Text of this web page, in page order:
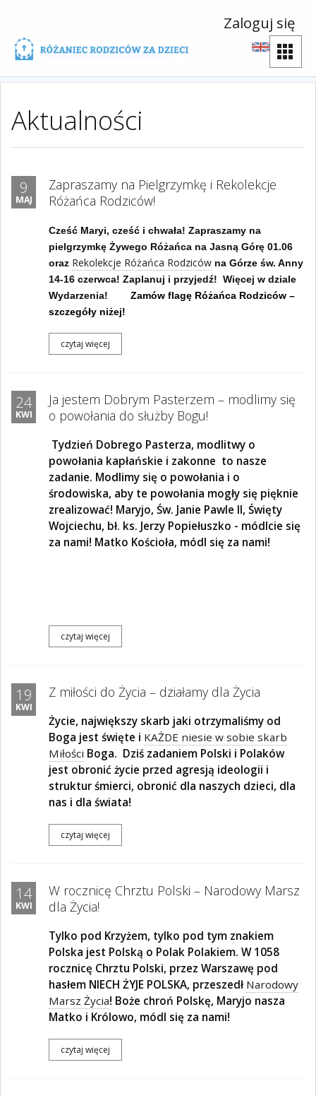
Zaloguj się
Aktualności
9
MAJ
Zapraszamy na Pielgrzymkę i Rekolekcje
Różańca Rodziców!
Cześć Maryi, cześć i chwała! Zapraszamy na
pielgrzymkę Żywego Różańca na Jasną Górę 01.06
oraz Rekolekcje Różańca Rodziców na Górze św. Anny
14-16 czerwca! Zaplanuj i przyjedź! Więcej w dziale
Wydarzenia! Zamów flagę Różańca Rodziców –
szczegóły niżej!
czytaj więcej
24
KWI
Ja jestem Dobrym Pasterzem – modlimy się
o powołania do służby Bogu!
Tydzień Dobrego Pasterza, modlitwy o
powołania kapłańskie i zakonne to nasze
zadanie. Modlimy się o powołania i o
środowiska, aby te powołania mogły się pięknie
zrealizować! Maryjo, Św. Janie Pawle II, Święty
Wojciechu, bł. ks. Jerzy Popiełuszko - módlcie się
za nami! Matko Kościoła, módl się za nami!
czytaj więcej
19
KWI
Z miłości do Życia – działamy dla Życia
Życie, największy skarb jaki otrzymaliśmy od
Boga jest święte i KAŻDE niesie w sobie skarb
Miłości Boga. Dziś zadaniem Polski i Polaków
jest obronić życie przed agresją ideologii i
struktur śmierci, obronić dla naszych dzieci, dla
nas i dla świata!
czytaj więcej
14
KWI
W rocznicę Chrztu Polski – Narodowy Marsz
dla Życia!
Tylko pod Krzyżem, tylko pod tym znakiem
Polska jest Polską o Polak Polakiem. W 1058
rocznicę Chrztu Polski, przez Warszawę pod
hasłem NIECH ŻYJE POLSKA, przeszedł Narodowy
Marsz Życia! Boże chroń Polskę, Maryjo nasza
Matko i Królowo, módl się za nami!
czytaj więcej